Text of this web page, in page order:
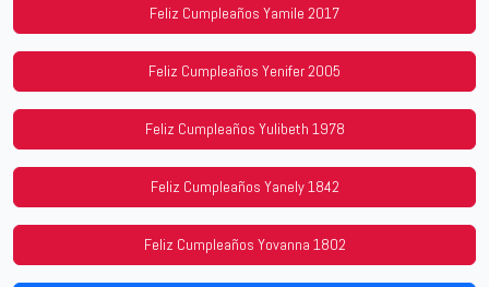
Feliz Cumpleaños Yamile 2017
Feliz Cumpleaños Yenifer 2005
Feliz Cumpleaños Yulibeth 1978
Feliz Cumpleaños Yanely 1842
Feliz Cumpleaños Yovanna 1802